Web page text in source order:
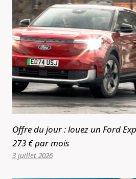
Offre du jour : louez un Ford
273 € par mois
3 juillet 2026